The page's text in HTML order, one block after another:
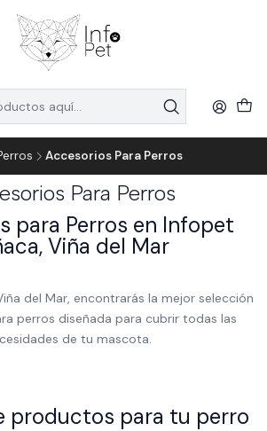
Accesorios Para Perros
Para Perros
para Perros en Infopet
Viña del Mar
del Mar, encontrarás la mejor selección
perros diseñada para cubrir todas las
de tu mascota.
productos para tu perro